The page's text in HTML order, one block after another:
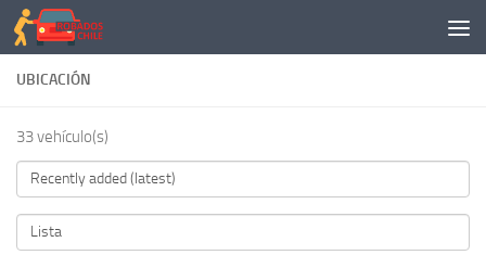
Saltar al contenido
UBICACIÓN
33 vehículo(s)